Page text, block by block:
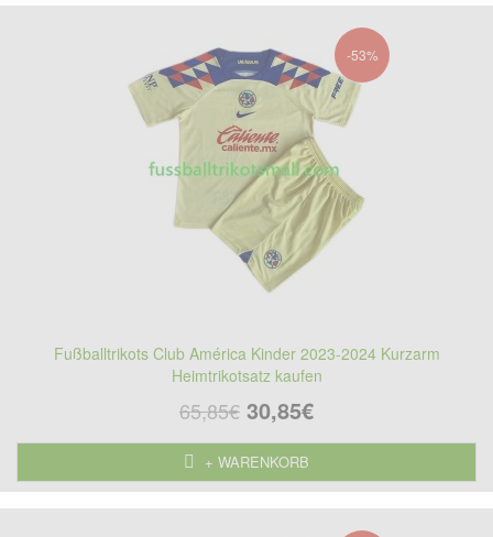
-53%
Fußballtrikots Club América Kinder 2023-2024 Kurzarm
Heimtrikotsatz kaufen
65,85€ 30,85€
+ WARENKORB